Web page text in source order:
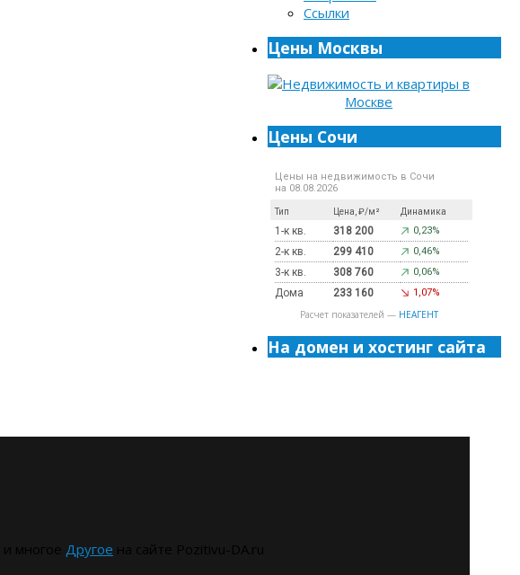
Ссылки
Цены Москвы
Цены Сочи
Цены на недвижимость в Сочи
на 08.08.2026
Тип Цена, ₽/м² Динамика
1-к кв. 318 200 0,23%
2-к кв. 299 410 0,46%
3-к кв. 308 760 0,06%
Дома 233 160 1,07%
Расчет показателей — НЕАГЕНТ
На домен и хостинг сайта
Другое